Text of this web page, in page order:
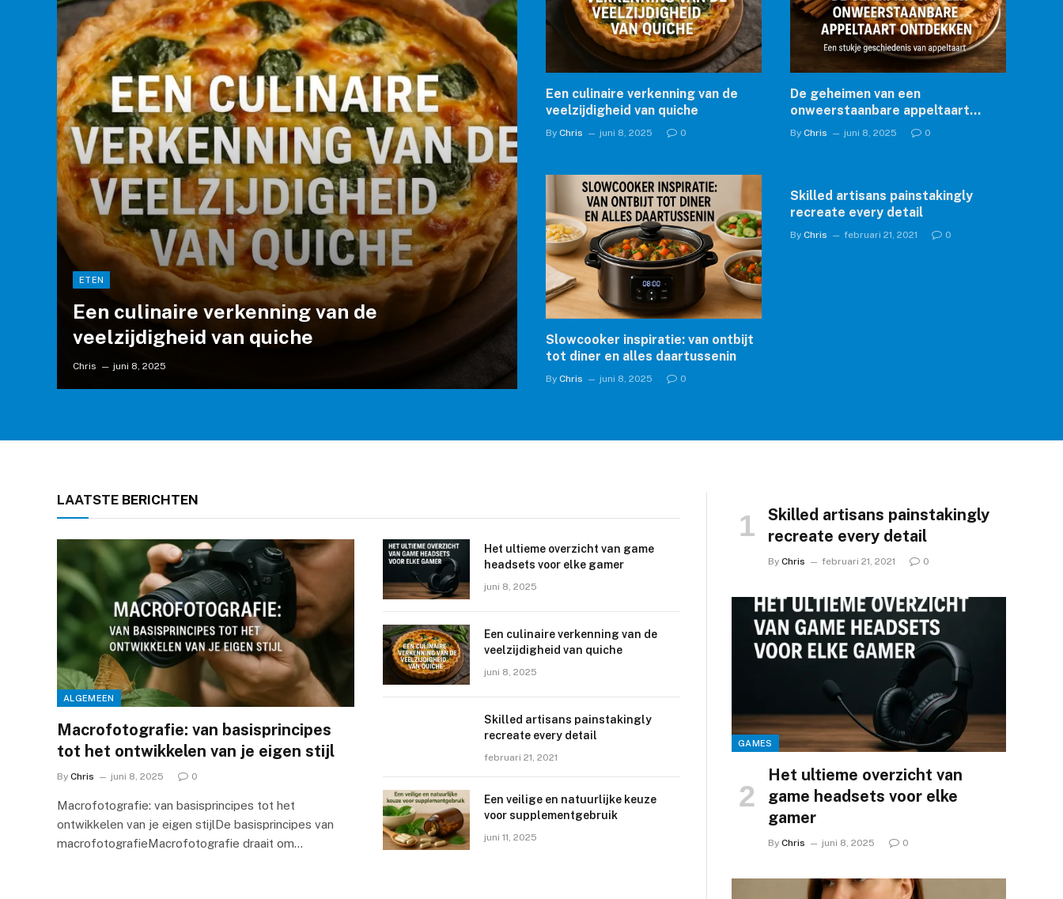
ETEN
Een culinaire verkenning van de
veelzijdigheid van quiche
Chris juni 8, 2025
Een culinaire verkenning van de
veelzijdigheid van quiche
By Chris juni 8, 2025 0
De geheimen van een
onweerstaanbare appeltaart
ontdekken
By Chris juni 8, 2025 0
Slowcooker inspiratie: van ontbijt
tot diner en alles daartussenin
By Chris juni 8, 2025 0
Skilled artisans painstakingly
recreate every detail
By Chris februari 21, 2021 0
LAATSTE BERICHTEN
ALGEMEEN
Macrofotografie: van basisprincipes
tot het ontwikkelen van je eigen stijl
By Chris juni 8, 2025 0
Macrofotografie: van basisprincipes tot het
ontwikkelen van je eigen stijlDe basisprincipes van
macrofotografieMacrofotografie draait om…
Het ultieme overzicht van game
headsets voor elke gamer
juni 8, 2025
Een culinaire verkenning van de
veelzijdigheid van quiche
juni 8, 2025
Skilled artisans painstakingly
recreate every detail
februari 21, 2021
Een veilige en natuurlijke keuze
voor supplementgebruik
juni 11, 2025
Skilled artisans painstakingly
recreate every detail
By Chris februari 21, 2021 0
GAMES
Het ultieme overzicht van
game headsets voor elke
gamer
By Chris juni 8, 2025 0